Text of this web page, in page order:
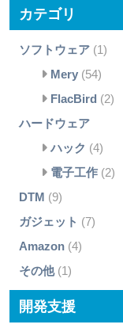
カテゴリ
ソフトウェア(1)
Mery(54)
FlacBird (2)
ハードウェア
ハック (4)
電子工作(2)
DTM (9)
ガジェット (7)
Amazon(4)
その他(1)
開発支援